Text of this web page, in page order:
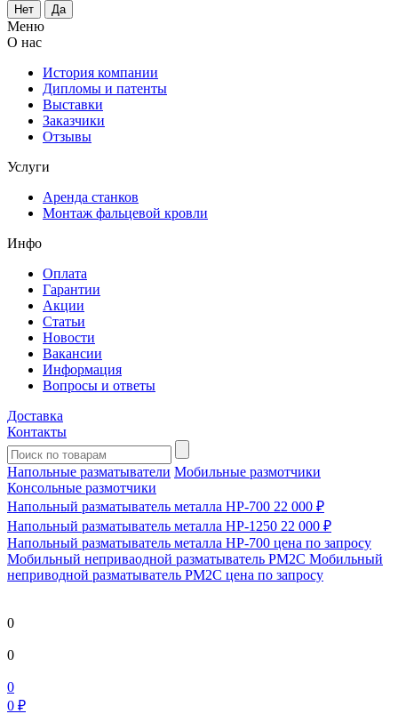
Нет Да
Меню
О нас
История компании
Дипломы и патенты
Выставки
Заказчики
Отзывы
Услуги
Аренда станков
Монтаж фальцевой кровли
Инфо
Оплата
Гарантии
Акции
Статьи
Новости
Вакансии
Информация
Вопросы и ответы
Доставка
Контакты
Напольные разматыватели Мобильные размотчики
Консольные размотчики
Напольный разматыватель металла HP-700 22 000 ₽
Напольный разматыватель металла HP-1250 22 000 ₽
Напольный разматыватель металла HP-700 цена по запросу
Мобильный непривaодной разматыватель РМ2С Мобильный
неприводной разматыватель РМ2С цена по запросу
0
0
0
0 ₽